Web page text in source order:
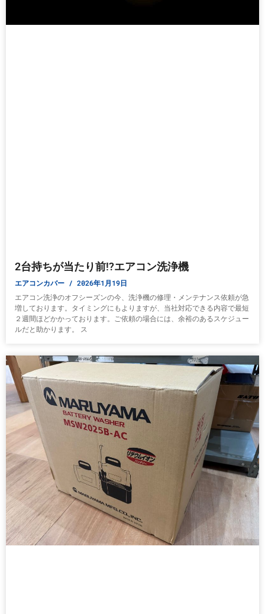
2台持ちが当たり前!?エアコン洗浄機
エアコンカバー 2026年1月19日
エアコン洗浄のオフシーズンの今、洗浄機の修理・メンテナンス依頼が急
増しております。タイミングにもよりますが、当社対応できる内容で最短
２週間ほどかかっております。ご依頼の場合には、余裕のあるスケジュー
ルだと助かります。 ス